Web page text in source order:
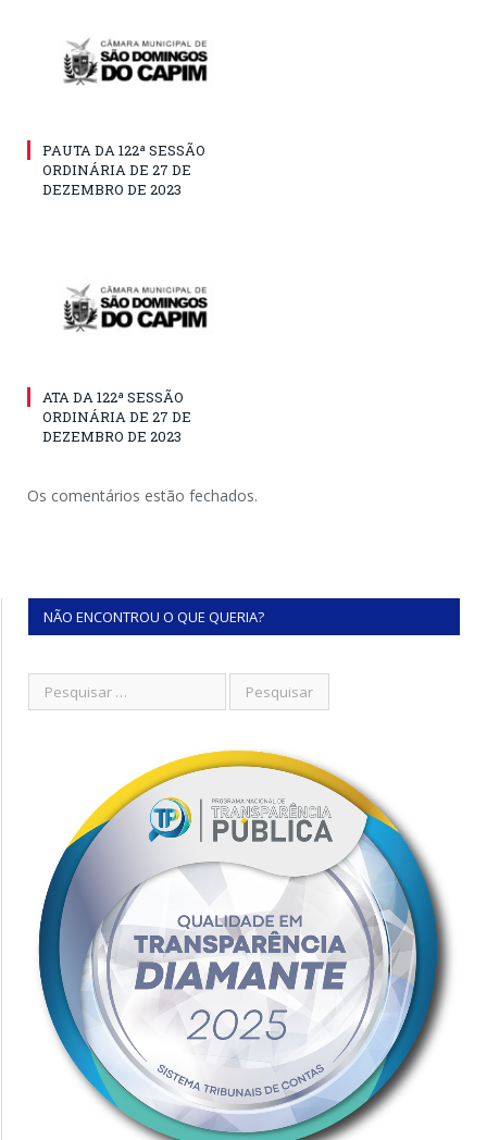
PAUTA DA 122ª SESSÃO
ORDINÁRIA DE 27 DE
DEZEMBRO DE 2023
ATA DA 122ª SESSÃO
ORDINÁRIA DE 27 DE
DEZEMBRO DE 2023
Os comentários estão fechados.
NÃO ENCONTROU O QUE QUERIA?